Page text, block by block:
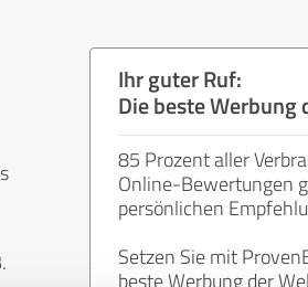
Ihr guter Ruf:
Die beste Werbung
85 Prozent aller
Online-Bewertungen
persönlichen
Setzen Sie mit
beste Werbung der